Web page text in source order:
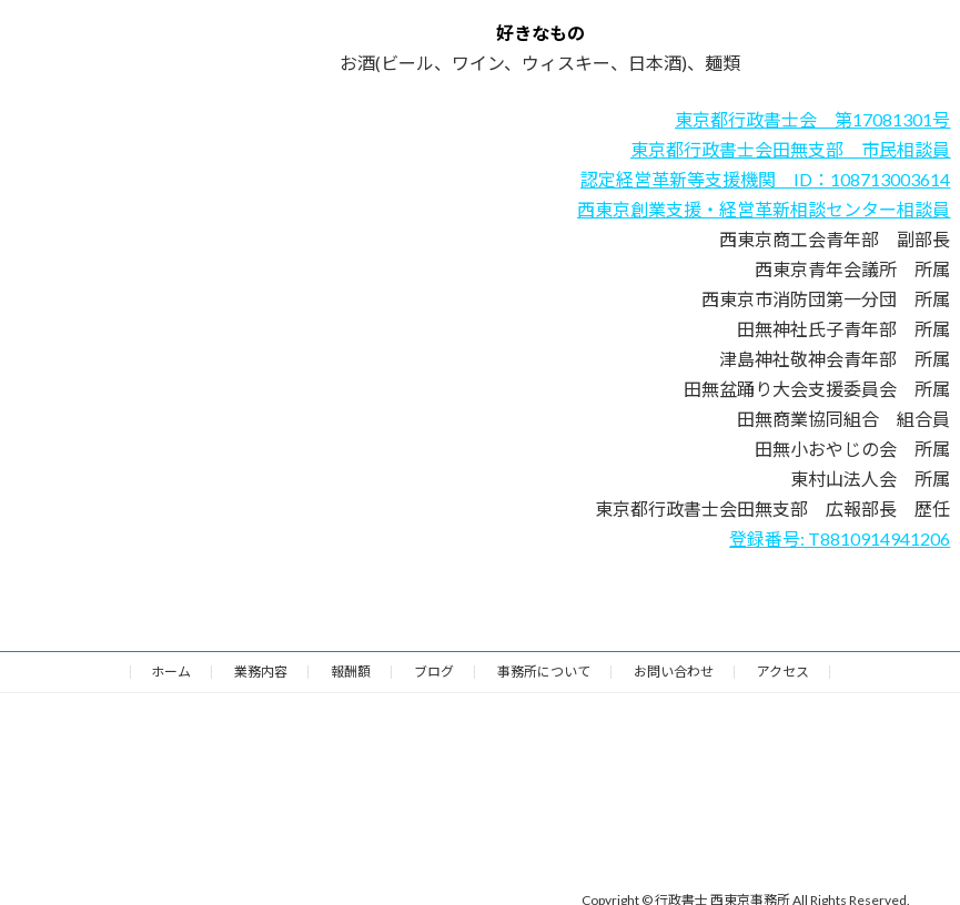
好きなもの
お酒(ビール、ワイン、ウィスキー、日本酒)、麺類
東京都行政書士会 第17081301号
東京都行政書士会田無支部 市民相談員
認定経営革新等支援機関 ID：108713003614
西東京創業支援・経営革新相談センター相談員
西東京商工会青年部 副部長
西東京青年会議所 所属
西東京市消防団第一分団 所属
田無神社氏子青年部 所属
津島神社敬神会青年部 所属
田無盆踊り大会支援委員会 所属
田無商業協同組合 組合員
田無小おやじの会 所属
東村山法人会 所属
東京都行政書士会田無支部 広報部長 歴任
登録番号: T8810914941206
ホーム 業務内容 報酬額 ブログ 事務所について お問い合わせ アクセス
Copyright © 行政書士 西東京事務所 All Rights Reserved.